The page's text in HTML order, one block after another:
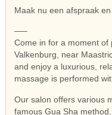
Maak nu een afspraak
—–
Come in for a moment of
Valkenburg, near
and enjoy a luxurious,
massage is performed
Our salon offers various
famous Gua Sha